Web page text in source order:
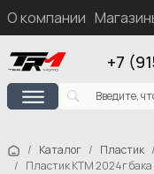
О компании
+7
Каталог Пластик
Пластик KTM 2024г